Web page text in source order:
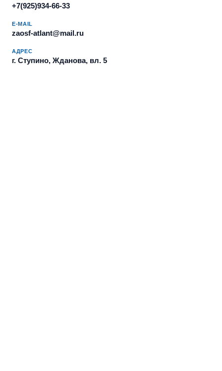
+7(925)934-66-33
E-MAIL
zaosf-atlant@mail.ru
АДРЕС
г. Ступино, Жданова, вл. 5